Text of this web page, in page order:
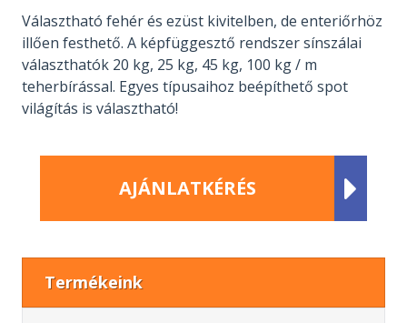
Választható fehér és ezüst kivitelben, de enteriőrhöz
illően festhető. A képfüggesztő rendszer sínszálai
választhatók 20 kg, 25 kg, 45 kg, 100 kg / m
teherbírással. Egyes típusaihoz beépíthető spot
világítás is választható!
AJÁNLATKÉRÉS 
Termékeink